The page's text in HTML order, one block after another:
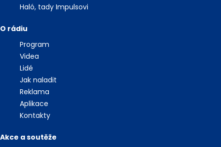
Haló, tady Impulsovi
O rádiu
Program
Videa
Lidé
Jak naladit
Reklama
Aplikace
Kontakty
Akce a soutěže